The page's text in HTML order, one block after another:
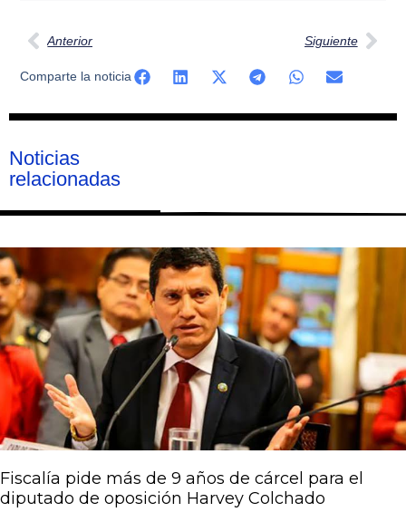
Anterior Siguiente
Comparte la noticia
Noticias
relacionadas
Fiscalía pide más de 9 años de cárcel para el
diputado de oposición Harvey Colchado
Página
Página
Página
Página
Página